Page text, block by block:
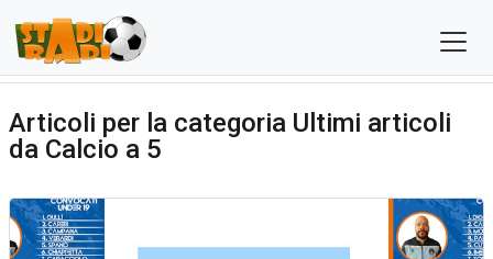
Articoli per la categoria Ultimi articoli
da Calcio a 5